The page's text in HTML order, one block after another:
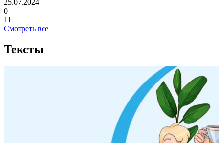
25.07.2024
0
11
Смотреть все
Тексты